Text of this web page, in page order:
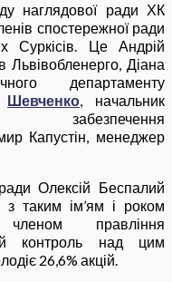
наглядової ради ХК
спостережної ради
Суркісів. Це Андрій
Львівобленерго, Діана
департаменту
Шевченко, начальник
забезпечення
Капустін, менеджер
Олексій Беспалий
таким ім’ям і роком
правління
контроль над цим
26,6% акцій.